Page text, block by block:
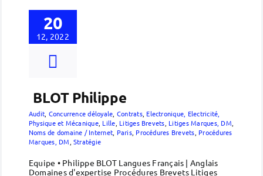
20
12, 2022
BLOT Philippe
Audit Concurrence déloyale Contrats, Electronique, Electricité,
Physique et Mécanique, Lille Litiges Brevets Litiges Marques, DM
Noms de domaine / Internet Paris, Procédures Brevets Procédures
Marques, DM Stratégie
Equipe • Philippe BLOT Langues Français | Anglais
Domaines d'expertise Procédures Brevets Litiges